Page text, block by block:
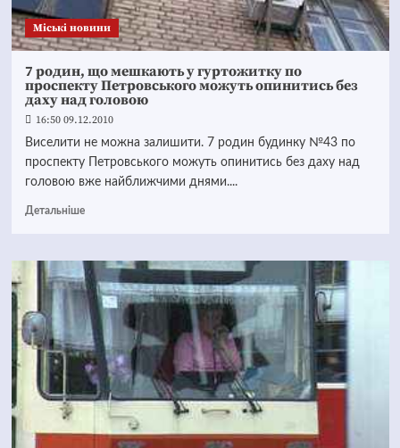
Mіські новини
7 родин, що мешкають у гуртожитку по
проспекту Петровського можуть опинитись без
даху над головою
16:50 09.12.2010
Виселити не можна залишити. 7 родин будинку №43 по
проспекту Петровського можуть опинитись без даху над
головою вже найближчими днями....
Детальніше